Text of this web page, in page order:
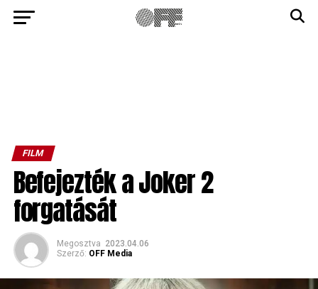
FILM
Befejezték a Joker 2
forgatását
Megosztva 2023.04.06
Szerző: OFF Media